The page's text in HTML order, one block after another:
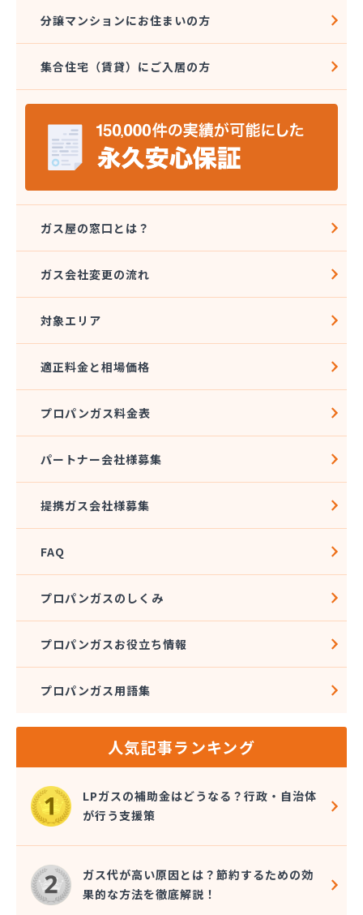
分譲マンションにお住まいの方
集合住宅（賃貸）にご入居の方
ガス屋の窓口とは？
ガス会社変更の流れ
対象エリア
適正料金と相場価格
プロパンガス料金表
パートナー会社様募集
提携ガス会社様募集
FAQ
プロパンガスのしくみ
プロパンガスお役立ち情報
プロパンガス用語集
人気記事ランキング
LPガスの補助金はどうなる？行政・自治体
が行う支援策
ガス代が高い原因とは？節約するための効
果的な方法を徹底解説！